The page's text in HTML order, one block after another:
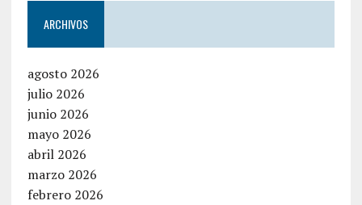
ARCHIVOS
agosto 2026
julio 2026
junio 2026
mayo 2026
abril 2026
marzo 2026
febrero 2026